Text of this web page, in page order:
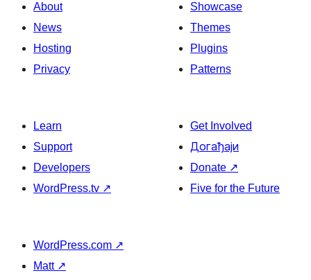
About
News
Hosting
Privacy
Showcase
Themes
Plugins
Patterns
Learn
Support
Developers
WordPress.tv ↗
Get Involved
Догађаји
Donate ↗
Five for the Future
WordPress.com ↗
Matt ↗